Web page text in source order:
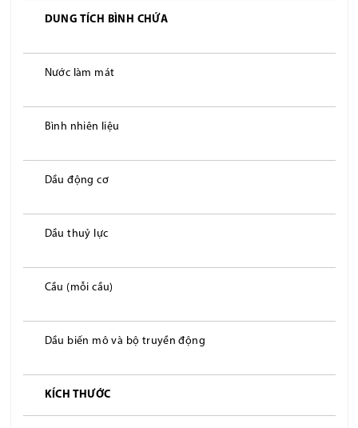
DUNG TÍCH BÌNH CHỨA
Nước làm mát
Bình nhiên liệu
Dầu động cơ
Dầu thuỷ lực
Cầu (mỗi cầu)
Dầu biến mô và bộ truyền động
KÍCH THƯỚC